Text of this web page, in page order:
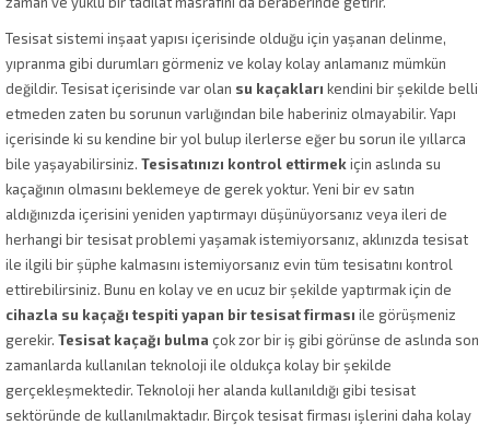
Tesisat sistemi inşaat yapısı içerisinde olduğu için yaşanan delinme,
yıpranma gibi durumları görmeniz ve kolay kolay anlamanız mümkün
değildir. Tesisat içerisinde var olan su kaçakları kendini bir şekilde belli
etmeden zaten bu sorunun varlığından bile haberiniz olmayabilir. Yapı
içerisinde ki su kendine bir yol bulup ilerlerse eğer bu sorun ile yıllarca
bile yaşayabilirsiniz. Tesisatınızı kontrol ettirmekiçin aslında su
kaçağının olmasını beklemeye de gerek yoktur. Yeni bir ev satın
aldığınızda içerisini yeniden yaptırmayı düşünüyorsanız veya ileri de
herhangi bir tesisat problemi yaşamak istemiyorsanız, aklınızda tesisat
ile ilgili bir şüphe kalmasını istemiyorsanız evin tüm tesisatını kontrol
ettirebilirsiniz. Bunu en kolay ve en ucuz bir şekilde yaptırmak için de
cihazla su kaçağı tespiti yapan bir tesisat firması ile görüşmeniz
gerekir. Tesisat kaçağı bulma çok zor bir iş gibi görünse de aslında son
zamanlarda kullanılan teknoloji ile oldukça kolay bir şekilde
gerçekleşmektedir. Teknoloji her alanda kullanıldığı gibi tesisat
sektöründe de kullanılmaktadır. Birçok tesisat firması işlerini daha kolay